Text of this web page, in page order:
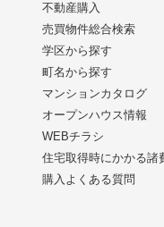
不動産購入
売買物件総合検索
学区から探す
町名から探す
マンションカタログ
オープンハウス情報
WEBチラシ
住宅取得時にかかる諸
購入よくある質問